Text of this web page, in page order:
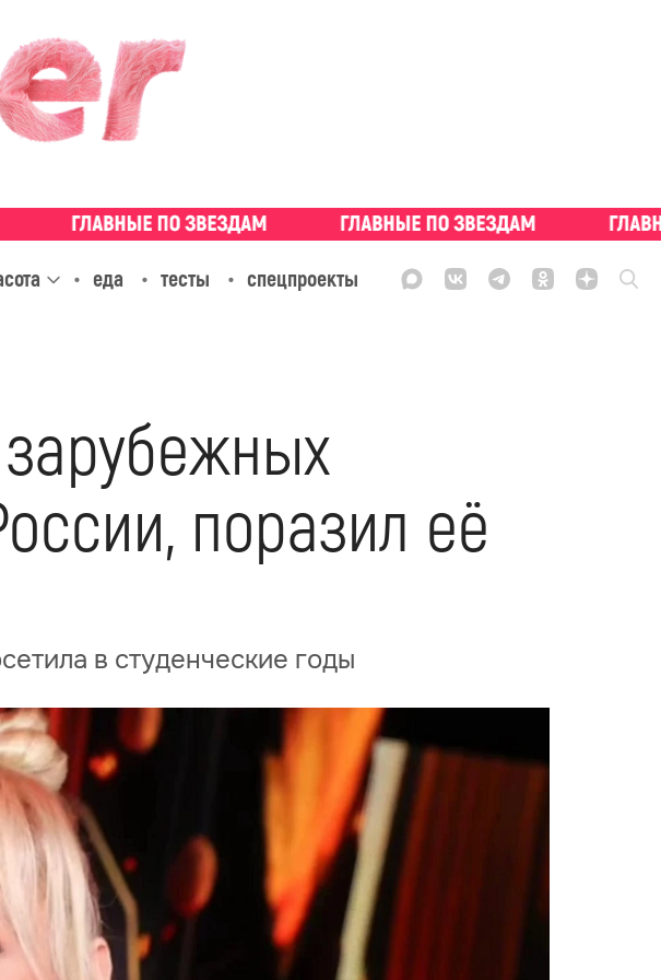
еда тесты спецпроекты
поразил её
в студенческие годы